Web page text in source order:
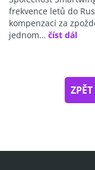
frekvence letů do
kompenzací za
jednom… číst dál